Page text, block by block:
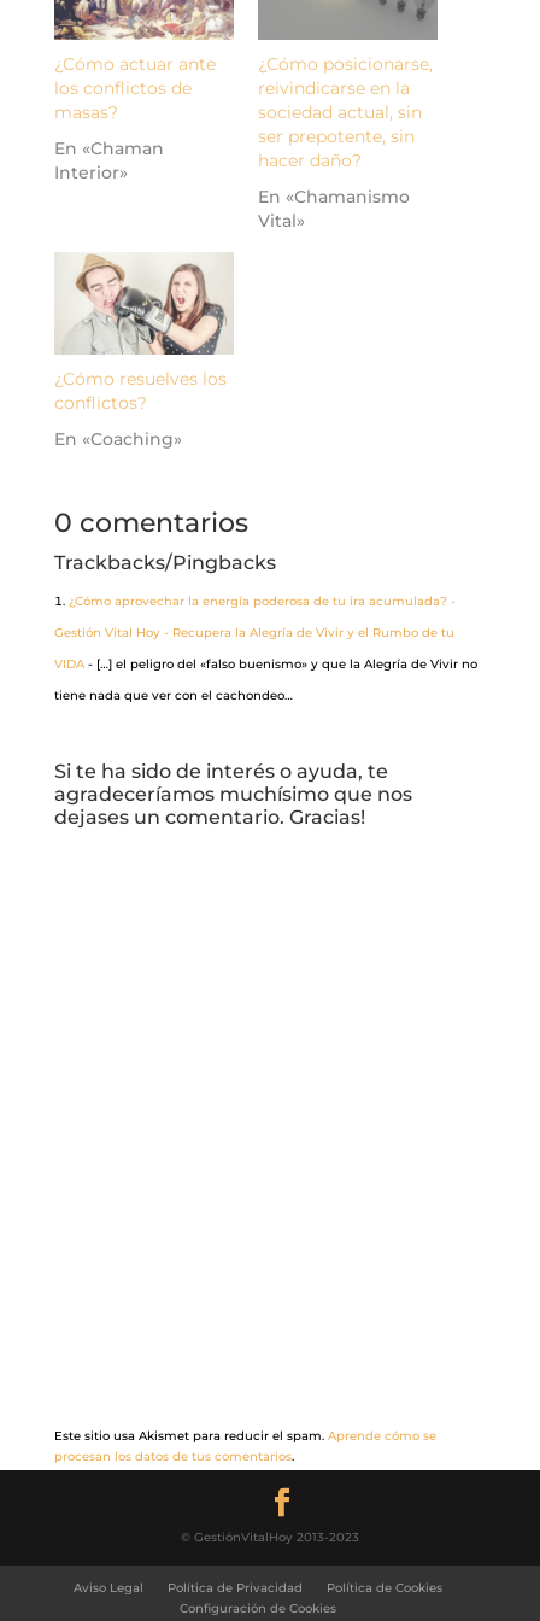
¿Cómo actuar ante
los conflictos de
masas?
En «Chaman
Interior»
¿Cómo posicionarse,
reivindicarse en la
sociedad actual, sin
ser prepotente, sin
hacer daño?
En «Chamanismo
Vital»
¿Cómo resuelves los
conflictos?
En «Coaching»
0 comentarios
Trackbacks/Pingbacks
¿Cómo aprovechar la energía poderosa de tu ira acumulada? -
Gestión Vital Hoy - Recupera la Alegría de Vivir y el Rumbo de tu
VIDA- […] el peligro del «falso buenismo» y que la Alegría de Vivir no
tiene nada que ver con el cachondeo…
Si te ha sido de interés o ayuda, te
agradeceríamos muchísimo que nos
dejases un comentario. Gracias!
Este sitio usa Akismet para reducir el spam. Aprende cómo se
procesan los datos de tus comentarios.
© GestiónVitalHoy 2013-2023
Aviso Legal Política de Privacidad
Política de Cookies
Configuración de Cookies